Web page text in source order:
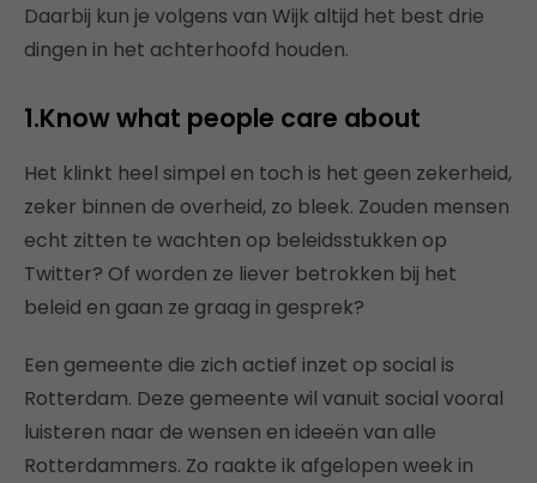
Daarbij kun je volgens van Wijk altijd het best drie
dingen in het achterhoofd houden.
1.Know what people care about
Het klinkt heel simpel en toch is het geen zekerheid,
zeker binnen de overheid, zo bleek. Zouden mensen
echt zitten te wachten op beleidsstukken op
Twitter? Of worden ze liever betrokken bij het
beleid en gaan ze graag in gesprek?
Een gemeente die zich actief inzet op social is
Rotterdam. Deze gemeente wil vanuit social vooral
luisteren naar de wensen en ideeën van alle
Rotterdammers. Zo raakte ik afgelopen week in